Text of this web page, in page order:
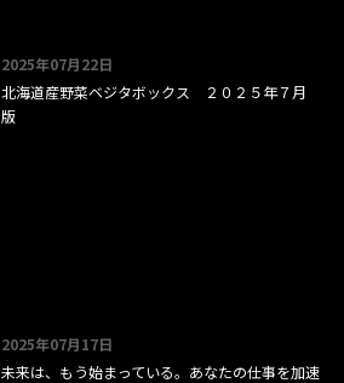
2025年07月22日
北海道産野菜ベジタボックス ２０２５年７月
版
2025年07月17日
未来は、もう始まっている。あなたの仕事を加速